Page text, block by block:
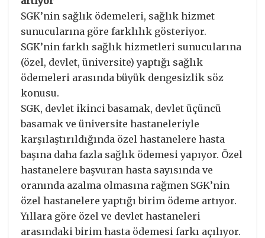
SGK’nin sağlık ödemeleri, sağlık hizmet
sunucularına göre farklılık gösteriyor.
SGK’nin farklı sağlık hizmetleri sunucularına
(özel, devlet, üniversite) yaptığı sağlık
ödemeleri arasında büyük dengesizlik söz
konusu.
SGK, devlet ikinci basamak, devlet üçüncü
basamak ve üniversite hastaneleriyle
karşılaştırıldığında özel hastanelere hasta
başına daha fazla sağlık ödemesi yapıyor. Özel
hastanelere başvuran hasta sayısında ve
oranında azalma olmasına rağmen SGK’nin
özel hastanelere yaptığı birim ödeme artıyor.
Yıllara göre özel ve devlet hastaneleri
arasındaki birim hasta ödemesi farkı açılıyor.